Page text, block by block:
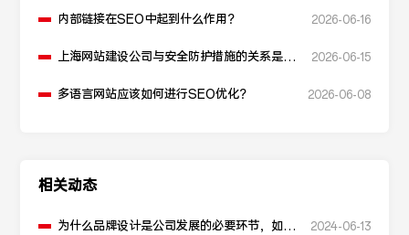
内部链接在SEO中起到什么作用？ 2026-06-16
上海网站建设公司与安全防护措施的关系是什
2026-06-15
多语言网站应该如何进行SEO优化？ 2026-06-08
相关动态
为什么品牌设计是公司发展的必要环节，如何
2024-06-13